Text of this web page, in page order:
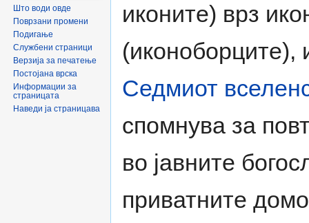
иконите) врз
(иконоборците),
Седмиот
спомнува за
во јавните
приватните
Што води овде
Поврзани промени
Подигање
Службени страници
Верзија за печатење
Постојана врска
Информации за
страницата
Наведи ја страницава